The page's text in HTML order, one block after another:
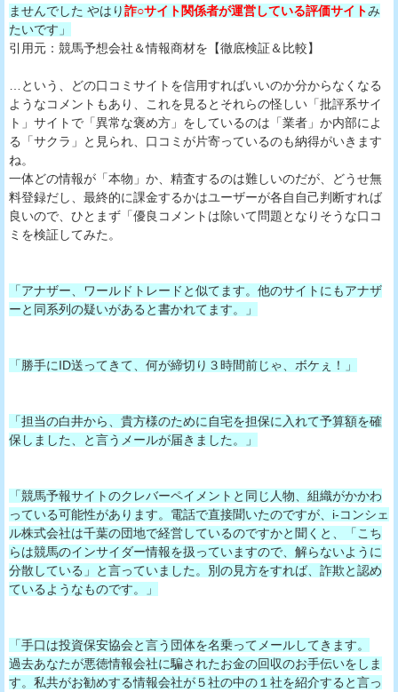
ませんでした やはり詐○サイト関係者が運営している評価サイトみ
たいです」
引用元：競馬予想会社＆情報商材を【徹底検証＆比較】
…という、どの口コミサイトを信用すればいいのか分からなくなる
ようなコメントもあり、これを見るとそれらの怪しい「批評系サイ
ト」サイトで「異常な褒め方」をしているのは「業者」か内部によ
る「サクラ」と見られ、口コミが片寄っているのも納得がいきます
ね。
一体どの情報が「本物」か、精査するのは難しいのだが、どうせ無
料登録だし、最終的に課金するかはユーザーが各自自己判断すれば
良いので、ひとまず「優良コメントは除いて問題となりそうな口コ
ミを検証してみた。
「アナザー、ワールドトレードと似てます。他のサイトにもアナザ
ーと同系列の疑いがあると書かれてます。」
「勝手にID送ってきて、何が締切り３時間前じゃ、ボケぇ！」
「担当の白井から、貴方様のために自宅を担保に入れて予算額を確
保しました、と言うメールが届きました。」
「競馬予報サイトのクレバーペイメントと同じ人物、組織がかかわ
っている可能性があります。電話で直接聞いたのですが、i-コンシェ
ル株式会社は千葉の団地で経営しているのですかと聞くと、「こち
らは競馬のインサイダー情報を扱っていますので、解らないように
分散している」と言っていました。別の見方をすれば、詐欺と認め
ているようなものです。」
「手口は投資保安協会と言う団体を名乗ってメールしてきます。
過去あなたが悪徳情報会社に騙されたお金の回収のお手伝いをしま
す。私共がお勧めする情報会社が５社の中の１社を紹介すると言っ